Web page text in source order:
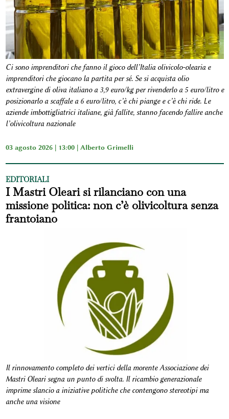
Ci sono imprenditori che fanno il gioco dell’Italia olivicolo-olearia e
imprenditori che giocano la partita per sé. Se si acquista olio
extravergine di oliva italiano a 3,9 euro/kg per rivenderlo a 5 euro/litro e
posizionarlo a scaffale a 6 euro/litro, c’è chi piange e c’è chi ride. Le
aziende imbottigliatrici italiane, già fallite, stanno facendo fallire anche
l’olivicoltura nazionale
03 agosto 2026 | 13:00 | Alberto Grimelli
EDITORIALI
I Mastri Oleari si rilanciano con una
missione politica: non c’è olivicoltura senza
frantoiano
Il rinnovamento completo dei vertici della morente Associazione dei
Mastri Oleari segna un punto di svolta. Il ricambio generazionale
imprime slancio a iniziative politiche che contengono stereotipi ma
anche una visione